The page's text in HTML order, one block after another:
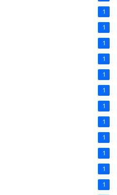
1
1
1
1
1
1
1
1
1
1
1
1